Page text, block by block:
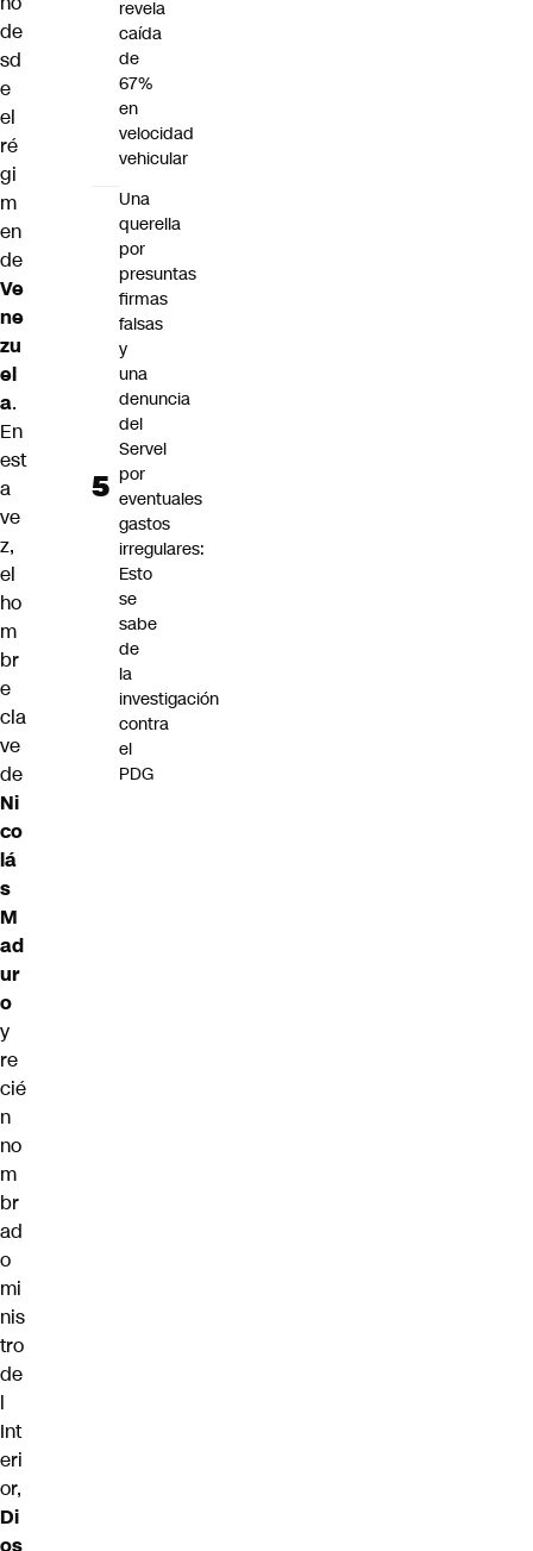
de
sd
e
el
ré
gi
m
en
de
Ve
ne
zu
el
a.
En
est
a
ve
z,
el
ho
m
br
e
cla
ve
de
Ni
co
lá
s
M
ad
ur
o
y
re
cié
n
no
m
br
ad
o
mi
nis
tro
de
l
Int
eri
or,
Di
os
revela
caída
de
67%
en
velocidad
vehicular
Una
querella
por
presuntas
firmas
falsas
y
una
denuncia
del
Servel
por
eventuales
gastos
irregulares:
Esto
se
sabe
de
la
investigación
contra
el
PDG